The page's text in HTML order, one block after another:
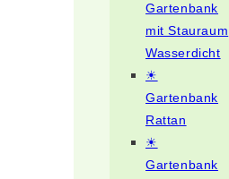
Gartenbank
mit Stauraum
Wasserdicht
☀
Gartenbank
Rattan
☀
Gartenbank